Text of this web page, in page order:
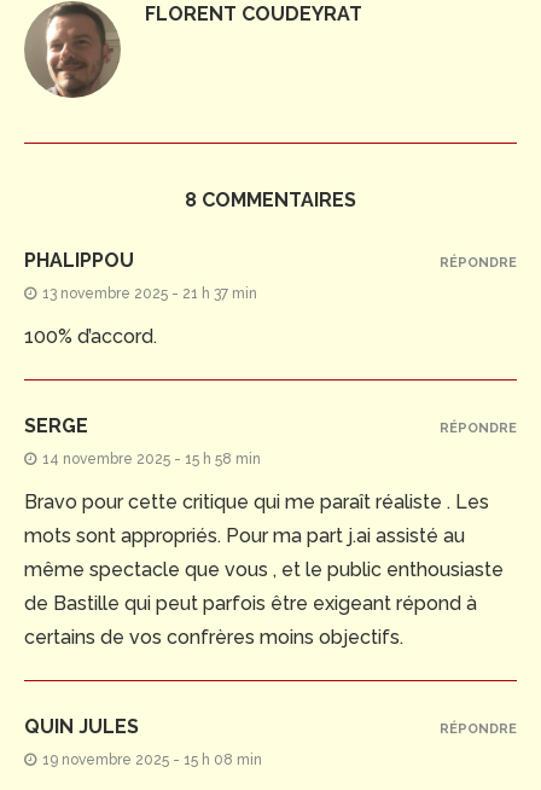
FLORENT COUDEYRAT
8 COMMENTAIRES
PHALIPPOU
13 novembre 2025 - 21 h 37 min
100% d’accord.
RÉPONDRE
SERGE
14 novembre 2025 - 15 h 58 min
Bravo pour cette critique qui me paraît réaliste . Les
mots sont appropriés. Pour ma part j.ai assisté au
même spectacle que vous , et le public enthousiaste
de Bastille qui peut parfois être exigeant répond à
certains de vos confrères moins objectifs.
RÉPONDRE
QUIN JULES
19 novembre 2025 - 15 h 08 min
RÉPONDRE